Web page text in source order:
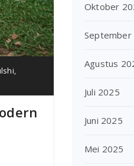
,
Oktober
September
Agustus
Juli 2025
Juni 2025
Mei 2025